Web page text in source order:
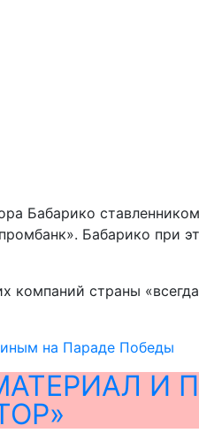
Бабарико
Бабарико при
страны
на Параде Победы
И